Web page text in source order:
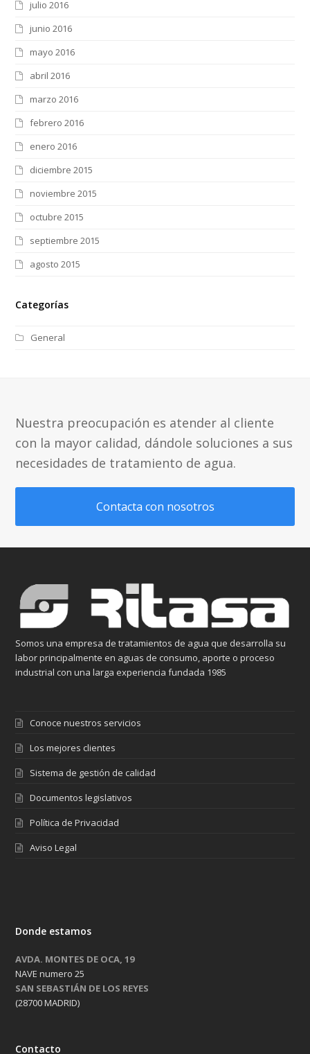
julio 2016
junio 2016
mayo 2016
abril 2016
marzo 2016
febrero 2016
enero 2016
diciembre 2015
noviembre 2015
octubre 2015
septiembre 2015
agosto 2015
Categorías
General
Nuestra preocupación es atender al cliente
con la mayor calidad, dándole soluciones a sus
necesidades de tratamiento de agua.
Contacta con nosotros
Somos una empresa de tratamientos de agua que desarrolla su
labor principalmente en aguas de consumo, aporte o proceso
industrial con una larga experiencia fundada 1985
Conoce nuestros servicios
Los mejores clientes
Sistema de gestión de calidad
Documentos legislativos
Política de Privacidad
Aviso Legal
Donde estamos
AVDA. MONTES DE OCA, 19
NAVE numero 25
SAN SEBASTIÁN DE LOS REYES
(28700 MADRID)
Contacto